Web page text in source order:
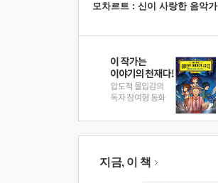
모차르트 : 신이 사랑한 음악가
지금, 이 책